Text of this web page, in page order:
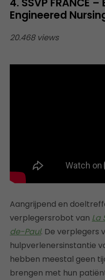
Engineered
20.468 views
Aangrijpend en
verplegersrobot van La
de-Paul. De verplegers
hulpverlenersinstantie
hebben meestal geen
brengen met hun